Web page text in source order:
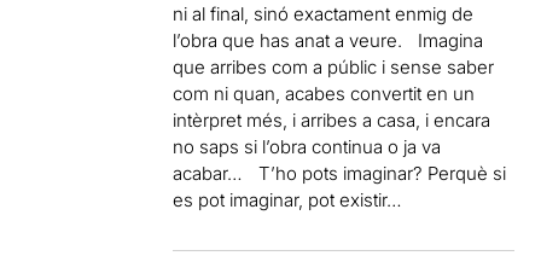
ni al final, sinó exactament enmig de
l’obra que has anat a veure. Imagina
que arribes com a públic i sense saber
com ni quan, acabes convertit en un
intèrpret més, i arribes a casa, i encara
no saps si l’obra continua o ja va
acabar… T’ho pots imaginar? Perquè si
es pot imaginar, pot existir…